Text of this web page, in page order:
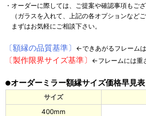
・オーダーに際しては、ご提案や確認事項もご
（ガラスを入れて、上記の各オプションなど
まずはお気軽にご相談下さい。
〔額縁の品質基準〕 ←できあがるフレーム
〔製作限界サイズ基準〕 ←フレームには重
●オーダーミラー額縁サイズ価格早見表
サイズ
400mm